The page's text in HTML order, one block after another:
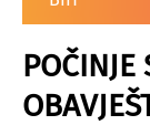
POČINJE